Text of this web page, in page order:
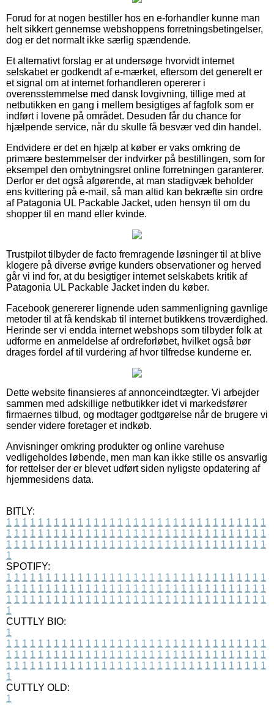
Forud for at nogen bestiller hos en e-forhandler kunne man
helt sikkert gennemse webshoppens forretningsbetingelser,
dog er det normalt ikke særlig spændende.
Et alternativt forslag er at undersøge hvorvidt internet
selskabet er godkendt af e-mærket, eftersom det generelt er
et signal om at internet forhandleren opererer i
overensstemmelse med dansk lovgivning, tillige med at
netbutikken en gang i mellem besigtiges af fagfolk som er
indført i lovene på området. Desuden får du chance for
hjælpende service, når du skulle få besvær ved din handel.
Endvidere er det en hjælp at køber er vaks omkring de
primære bestemmelser der indvirker på bestillingen, som for
eksempel den ombytningsret online forretningen garanterer.
Derfor er det også afgørende, at man stadigvæk beholder
ens kvittering på e-mail, så man altid kan bekræfte sin ordre
af Patagonia UL Packable Jacket, uden hensyn til om du
shopper til en mand eller kvinde.
Trustpilot tilbyder de facto fremragende løsninger til at blive
klogere på diverse øvrige kunders observationer og herved
går vi ind for, at du besigtiger internet selskabets kritik af
Patagonia UL Packable Jacket inden du køber.
Facebook genererer lignende uden sammenligning gavnlige
metoder til at få kendskab til internet butikkens troværdighed.
Herinde ser vi endda internet webshops som tilbyder folk at
udforme en anmeldelse af ordreforløbet, hvilket også bør
drages fordel af til vurdering af hvor tilfredse kunderne er.
Dette website finansieres af annonceindtægter. Vi arbejder
sammen med adskillige netbutikker idet vi markedsfører
firmaernes tilbud, og modtager godtgørelse når de brugere vi
sender videre foretager et indkøb.
Anvisninger omkring produkter og online varehuse
vedligeholdes løbende, men man kan ikke stille os ansvarlig
for rettelser der er blevet udført siden nyligste opdatering af
hjemmesidens data.
BITLY:
1 1 1 1 1 1 1 1 1 1 1 1 1 1 1 1 1 1 1 1 1 1 1 1 1 1 1 1 1 1 1 1 1
1 1 1 1 1 1 1 1 1 1 1 1 1 1 1 1 1 1 1 1 1 1 1 1 1 1 1 1 1 1 1 1 1
1 1 1 1 1 1 1 1 1 1 1 1 1 1 1 1 1 1 1 1 1 1 1 1 1 1 1 1 1 1 1 1 1
1
SPOTIFY:
1 1 1 1 1 1 1 1 1 1 1 1 1 1 1 1 1 1 1 1 1 1 1 1 1 1 1 1 1 1 1 1 1
1 1 1 1 1 1 1 1 1 1 1 1 1 1 1 1 1 1 1 1 1 1 1 1 1 1 1 1 1 1 1 1 1
1 1 1 1 1 1 1 1 1 1 1 1 1 1 1 1 1 1 1 1 1 1 1 1 1 1 1 1 1 1 1 1 1
1
CUTTLY BIO:
1
1 1 1 1 1 1 1 1 1 1 1 1 1 1 1 1 1 1 1 1 1 1 1 1 1 1 1 1 1 1 1 1 1
1 1 1 1 1 1 1 1 1 1 1 1 1 1 1 1 1 1 1 1 1 1 1 1 1 1 1 1 1 1 1 1 1
1 1 1 1 1 1 1 1 1 1 1 1 1 1 1 1 1 1 1 1 1 1 1 1 1 1 1 1 1 1 1 1 1
1
CUTTLY OLD:
1